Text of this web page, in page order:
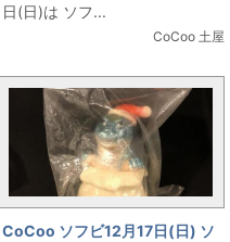
日(日)は ソフ...
CoCoo 土屋
CoCoo ソフビ12月17日(日) ソ